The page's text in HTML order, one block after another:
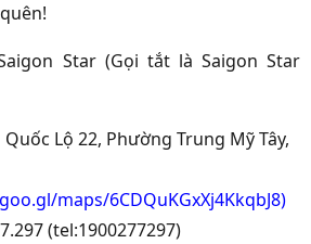
Star (Gọi tắt là Saigon Star
Lộ 22, Phường Trung Mỹ Tây,
maps/6CDQuKGxXj4KkqbJ8)
(tel:1900277297)